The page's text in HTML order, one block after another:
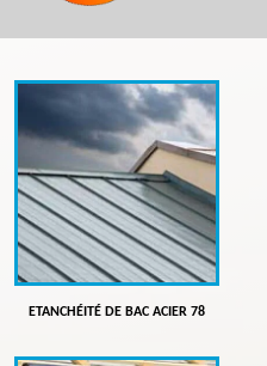
ETANCHÉITÉ DE BAC ACIER 78